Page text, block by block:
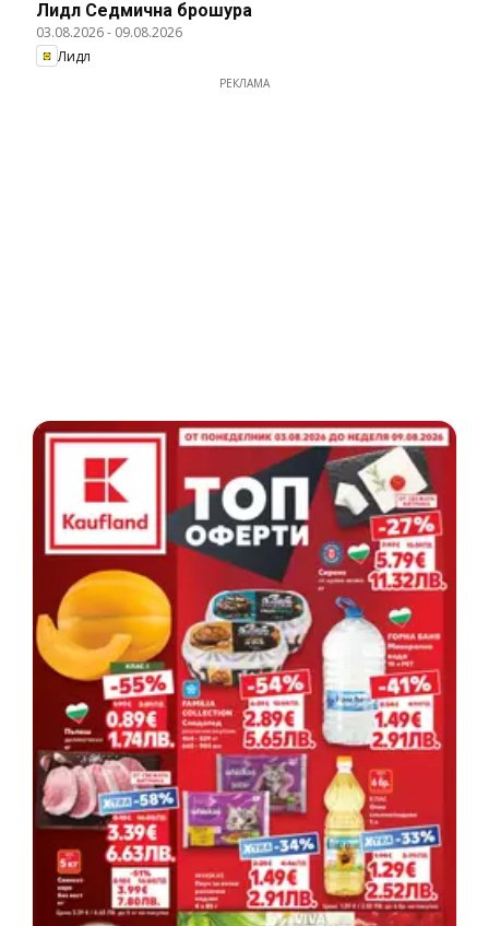
Лидл Cедмична брошура
03.08.2026- 09.08.2026
Лидл
РЕКЛАМА